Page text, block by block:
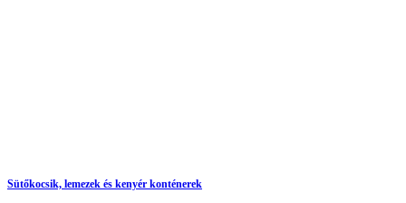
Sütőkocsik, lemezek és kenyér konténerek